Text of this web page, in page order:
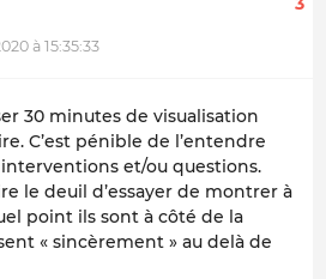
à 15:35:33
30 minutes de visualisation
C’est pénible de l’entendre
et/ou questions.
le deuil d’essayer de montrer à
point ils sont à côté de la
« sincèrement » au delà de